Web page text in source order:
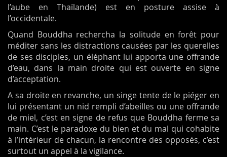
l’aube en Thaïlande) est en posture assise à
l’occidentale.
Quand Bouddha rechercha la solitude en forêt pour
méditer sans les distractions causées par les querelles
de ses disciples, un éléphant lui apporta une offrande
d’eau, dans la main droite qui est ouverte en signe
d’acceptation.
A sa droite en revanche, un singe tente de le piéger en
lui présentant un nid rempli d’abeilles ou une offrande
de miel, c’est en signe de refus que Bouddha ferme sa
main. C’est le paradoxe du bien et du mal qui cohabite
à l’intérieur de chacun, la rencontre des opposés, c’est
surtout un appel à la vigilance.